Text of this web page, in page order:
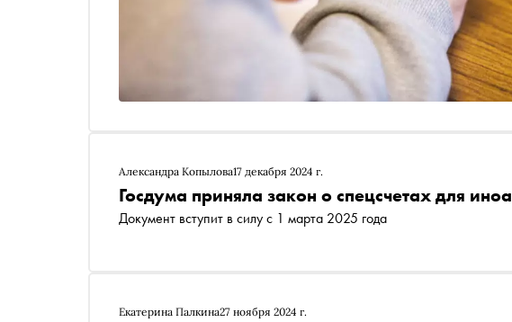
Александра Копылова17 декабря 2024 г.
Госдума приняла закон о спецсчетах для
Документ вступит в силу с 1 марта 2025 года
Екатерина Палкина27 ноября 2024 г.